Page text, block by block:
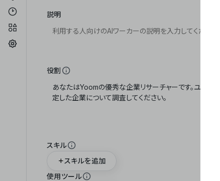
説明
役割
スキル
スキルを追加
使用ツール